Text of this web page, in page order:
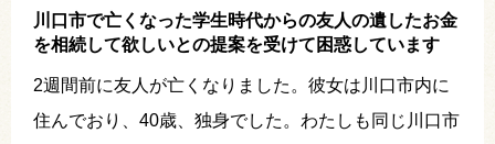
川口市で亡くなった学生時代からの友人の遺したお金
を相続して欲しいとの提案を受けて困惑しています
2週間前に友人が亡くなりました。彼女は川口市内に
住んでおり、40歳、独身でした。わたしも同じ川口市